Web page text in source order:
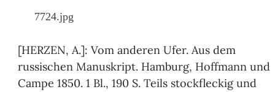
7724.jpg
[HERZEN, A.]: Vom anderen Ufer. Aus dem
russischen Manuskript. Hamburg, Hoffmann und
Campe 1850. 1 Bl., 190 S. Teils stockfleckig und